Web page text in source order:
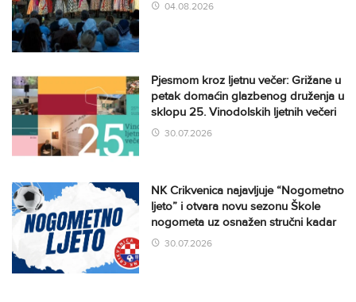
04.08.2026
Pjesmom kroz ljetnu večer: Grižane u
petak domaćin glazbenog druženja u
sklopu 25. Vinodolskih ljetnih večeri
30.07.2026
NK Crikvenica najavljuje “Nogometno
ljeto” i otvara novu sezonu Škole
nogometa uz osnažen stručni kadar
30.07.2026